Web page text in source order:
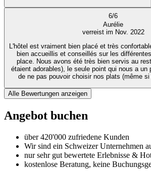
6/6
Aurélie
verreist im Nov. 2022
L'hôtel est vraiment bien placé et très
bien accueillis et conseillés sur les
place. Nous avons été très bien servis au
étaient adorables), le seule point qui nous a un
de ne pas pouvoir choisir nos plats (même si
Alle Bewertungen anzeigen
Angebot buchen
über 420'000 zufriedene Kunden
Wir sind ein Schweizer Unternehmen
nur sehr gut bewertete Erlebnisse &
kostenlose Beratung, keine